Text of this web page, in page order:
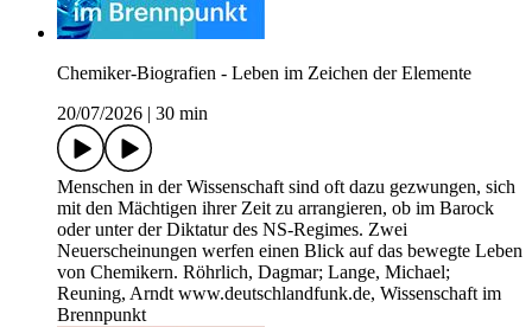
Chemiker-Biografien - Leben im Zeichen der Elemente
20/07/2026
30 min
Menschen in der Wissenschaft sind oft dazu gezwungen, sich
mit den Mächtigen ihrer Zeit zu arrangieren, ob im Barock
oder unter der Diktatur des NS-Regimes. Zwei
Neuerscheinungen werfen einen Blick auf das bewegte Leben
von Chemikern. Röhrlich, Dagmar; Lange, Michael;
Reuning, Arndt www.deutschlandfunk.de, Wissenschaft im
Brennpunkt